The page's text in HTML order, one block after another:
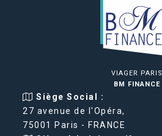
VIAGER PARIS
BM FINANCE
Siège Social :
27 avenue de l'Opéra,
75001 Paris - FRANCE